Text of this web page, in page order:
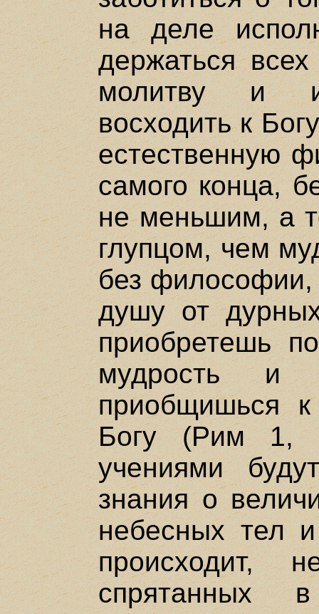
на деле
держаться
молитву и
восходить к
естественную
самого конца,
не меньшим, а
глупцом, чем
без философии,
душу от
приобретешь
мудрость и
приобщишься
Богу (Рим 1,
учениями
знания о
небесных тел
происходит,